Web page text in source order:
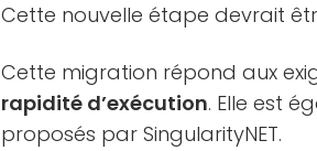
Cette nouvelle étape devrait
Cette migration répond aux
rapidité d’exécution. Elle est
proposés par SingularityNET.